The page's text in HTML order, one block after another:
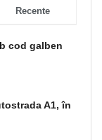
Recente
cod galben
A1, în